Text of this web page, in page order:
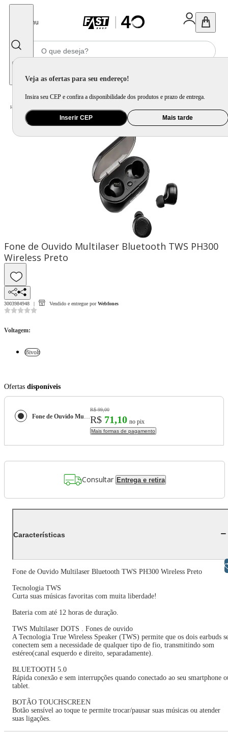
Menu
Veja as ofertas para seu endereço!
Insira seu CEP e confira a disponibilidade dos produtos e prazo de entrega.
Inserir CEP Mais tarde
Home
Fone de Ouvido Multilaser Bluetooth TWS PH300
Wireless Preto
3003984948 Vendido e entregue por Webfones
Voltagem:
Bivolt
Ofertas disponíveis
Fone de Ouvido Multilaser Bluetooth TWS PH300 Wireless Preto
R$ 99,00
R$ 71,10 no pix
Mais formas de pagamento
Consultar Entrega e retira
Características
Fone de Ouvido Multilaser Bluetooth TWS PH300 Wireless Preto
Tecnologia TWS
Curta suas músicas favoritas com muita liberdade!
Bateria com até 12 horas de duração.
TWS Multilaser DOTS . Fones de ouvido
A Tecnologia True Wireless Speaker (TWS) permite que os dois earbuds
conectem sem a necessidade de qualquer tipo de fio, transmitindo som
estéreo(canal esquerdo e direito, separadamente).
BLUETOOTH 5.0
Rápida conexão e sem interrupções quando conectado ao seu smartphone
tablet.
BOTÃO TOUCHSCREEN
Botão sensível ao toque te permite trocar/pausar suas músicas ou atender
suas ligações.